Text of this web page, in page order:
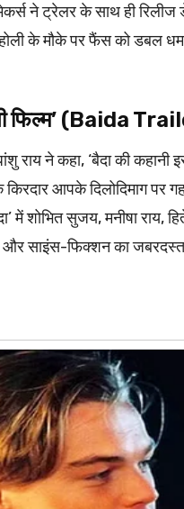
ने ट्रेलर के साथ ही रिलीज
होली के मौके पर फैंस को डबल
फिल्म’ (Baida
राय ने कहा, ‘बैदा की
किरदार आपके दिलोदिमाग पर
में शोभित सुजय, मनीषा
और साइंस-फिक्शन का जबरदस्त